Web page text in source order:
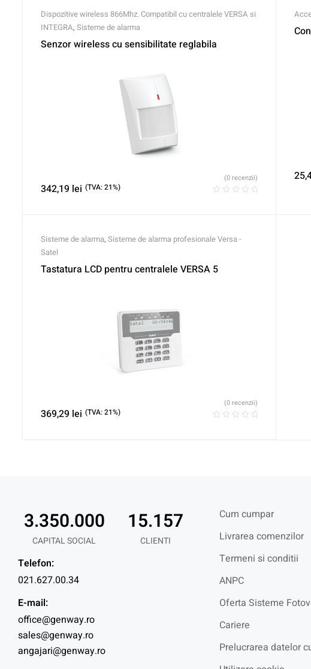
Dispozitive wireless 866Mhz. Compatibil cu centralele VERSA si
INTEGRA, Sisteme de alarma
Senzor wireless cu sensibilitate reglabila
342,19 lei (TVA: 21%)
(0 recenzii)
Sisteme de alarma, Sisteme de alarma profesionale Versa -
Satel
Tastatura LCD pentru centralele VERSA 5
369,29 lei (TVA: 21%)
(0 recenzii)
CAPITAL SOCIAL
3.350.000
CLIENTI
15.157
Telefon:
021.627.00.34
E-mail:
office@genway.ro
sales@genway.ro
angajari@genway.ro
Cum cumpar
Livrarea comenzilor
Termeni si conditii
ANPC
Oferta Sisteme
Cariere
Prelucrarea datelor